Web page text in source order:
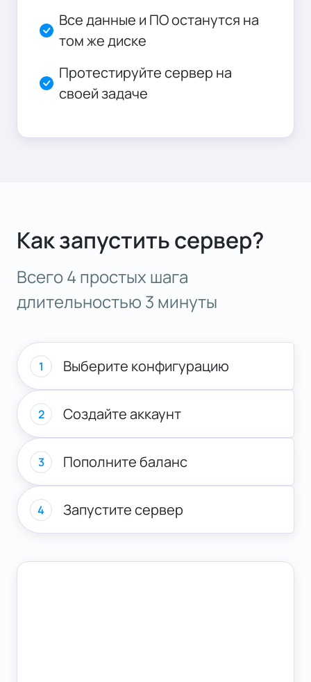
Все данные и ПО останутся на
том же диске
Протестируйте сервер на
своей задаче
Как запустить сервер?
Всего 4 простых шага
длительностью 3 минуты
1 Выберите конфигурацию
2 Создайте аккаунт
3 Пополните баланс
4 Запустите сервер